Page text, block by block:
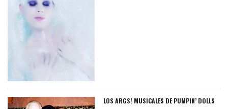
LOS ARGS! MUSICALES DE PUMPIN’ DOLLS